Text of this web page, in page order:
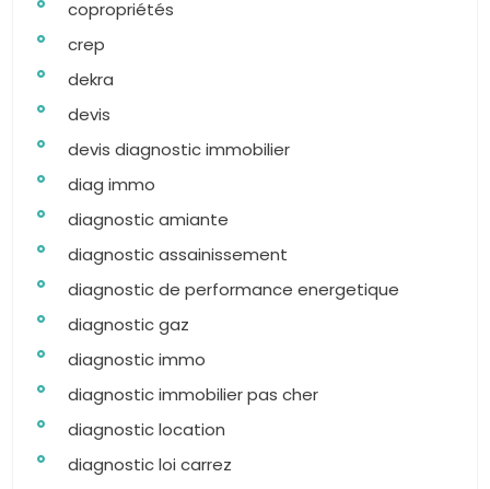
copropriétés
crep
dekra
devis
devis diagnostic immobilier
diag immo
diagnostic amiante
diagnostic assainissement
diagnostic de performance energetique
diagnostic gaz
diagnostic immo
diagnostic immobilier pas cher
diagnostic location
diagnostic loi carrez